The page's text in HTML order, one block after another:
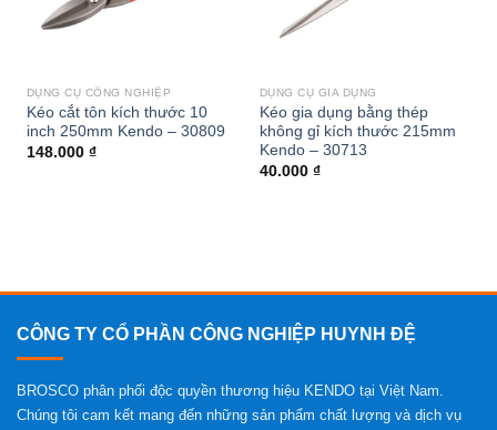
DỤNG CỤ CÔNG NGHIỆP
Kéo cắt tôn kích thước 10
inch 250mm Kendo – 30809
148.000 ₫
DỤNG CỤ GIA DỤNG
Kéo gia dụng bằng thép
không gỉ kích thước 215mm
Kendo – 30713
40.000 ₫
CÔNG TY CỔ PHẦN CÔNG NGHIỆP HUYNH ĐỆ
BROSCO phân phối độc quyền thương hiệu KENDO tại Việt Nam.
Chúng tôi cam kết mang đến những sản phẩm chất lượng và dịch vụ